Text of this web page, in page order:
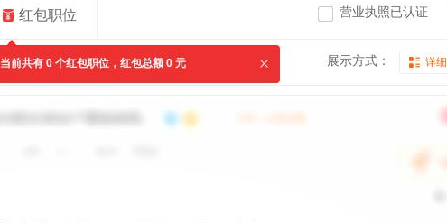
红包职位
当前共有 0 个红包职位，红包总额 0 元
营业执照已认证
展示方式： 详细